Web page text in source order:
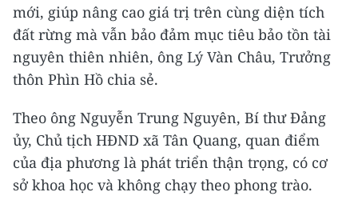
mới, giúp nâng cao giá trị trên cùng diện tích
đất rừng mà vẫn bảo đảm mục tiêu bảo tồn tài
nguyên thiên nhiên, ông Lý Vàn Châu, Trưởng
thôn Phìn Hồ chia sẻ.
Theo ông Nguyễn Trung Nguyên, Bí thư Đảng
ủy, Chủ tịch HĐND xã Tân Quang, quan điểm
của địa phương là phát triển thận trọng, có cơ
sở khoa học và không chạy theo phong trào.